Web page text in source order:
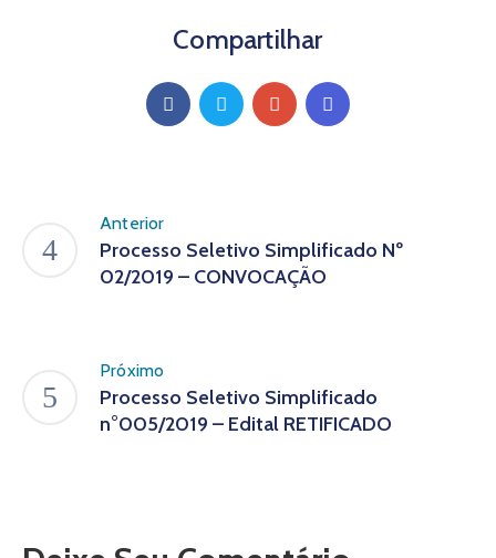
Compartilhar
Anterior
Processo Seletivo Simplificado Nº
02/2019 – CONVOCAÇÃO
Próximo
Processo Seletivo Simplificado
n°005/2019 – Edital RETIFICADO